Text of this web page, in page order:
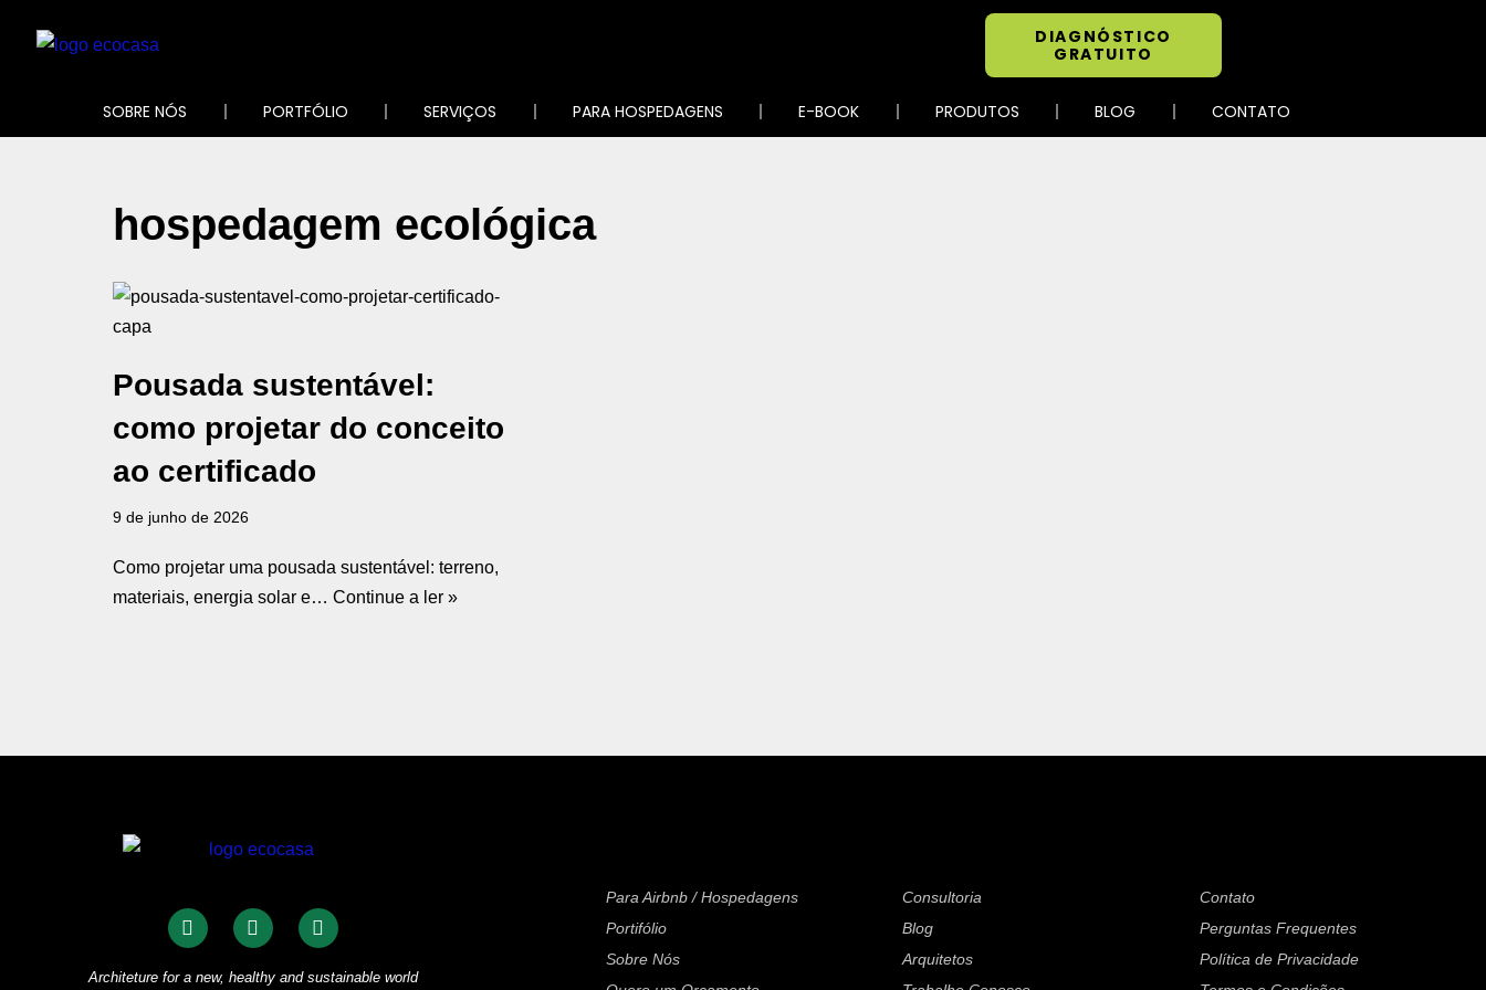
DIAGNÓSTICO
GRATUITO
SOBRE NÓS PORTFÓLIO SERVIÇOS PARA HOSPEDAGENS E-BOOK PRODUTOS BLOG CONTATO
hospedagem ecológica
Pousada sustentável:
como projetar do conceito
ao certificado
9 de junho de 2026
Como projetar uma pousada sustentável: terreno,
materiais, energia solar e… Continue a ler »
Architeture for a new, healthy and sustainable world
Para Airbnb / Hospedagens
Portifólio
Sobre Nós
Consultoria
Blog
Arquitetos
Contato
Perguntas Frequentes
Política de Privacidade